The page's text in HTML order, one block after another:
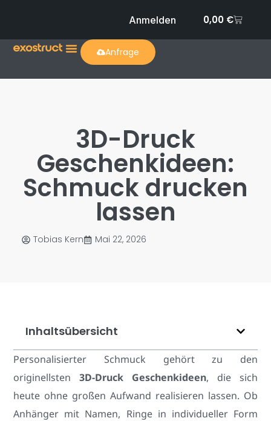
0,00 €
Anmelden
Anfrage
3D-Druck
Geschenkideen:
Schmuck drucken
lassen
Tobias Kern Mai 22, 2026
Inhaltsübersicht
Personalisierter Schmuck gehört zu den
originellsten3D-Druck Geschenkideen, die sich
heute ohne großen Aufwand realisieren lassen. Ob
Anhänger mit Namen, Ringe in individueller Form